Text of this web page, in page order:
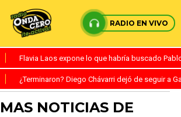
RADIO EN VIVO
Flavia Laos expone lo que habría buscado
¿Terminaron? Diego Chávarri dejó de seguir a
NOTICIAS DE